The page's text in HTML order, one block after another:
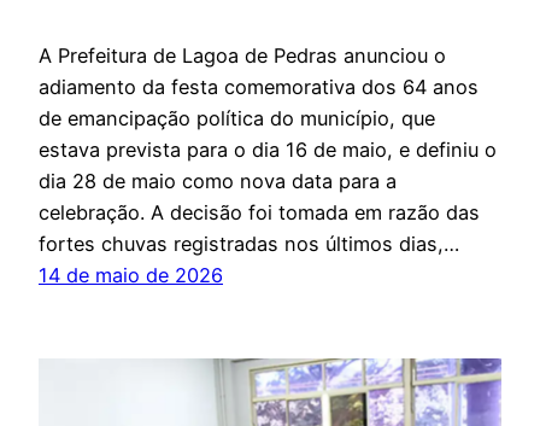
A Prefeitura de Lagoa de Pedras anunciou o
adiamento da festa comemorativa dos 64 anos
de emancipação política do município, que
estava prevista para o dia 16 de maio, e definiu o
dia 28 de maio como nova data para a
celebração. A decisão foi tomada em razão das
fortes chuvas registradas nos últimos dias,…
14 de maio de 2026